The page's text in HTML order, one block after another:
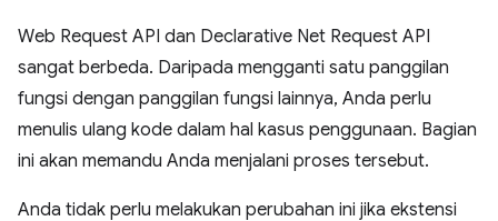
Web Request API dan Declarative Net Request API
sangat berbeda. Daripada mengganti satu panggilan
fungsi dengan panggilan fungsi lainnya, Anda perlu
menulis ulang kode dalam hal kasus penggunaan. Bagian
ini akan memandu Anda menjalani proses tersebut.
Anda tidak perlu melakukan perubahan ini jika ekstensi